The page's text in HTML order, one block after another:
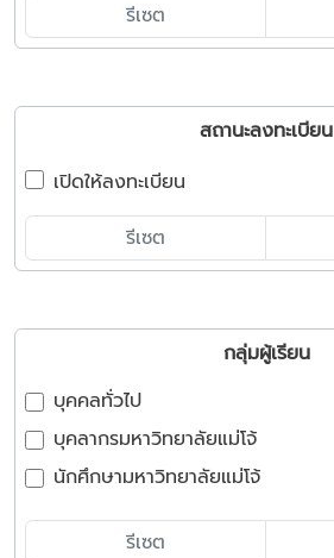
รีเซต
สถานะลงทะเบียน
เปิดให้ลงทะเบียน
รีเซต
กลุ่มผู้เรียน
บุคคลทั่วไป
บุคลากรมหาวิทยาลัยแม่โจ้
นักศึกษามหาวิทยาลัยแม่โจ้
รีเซต